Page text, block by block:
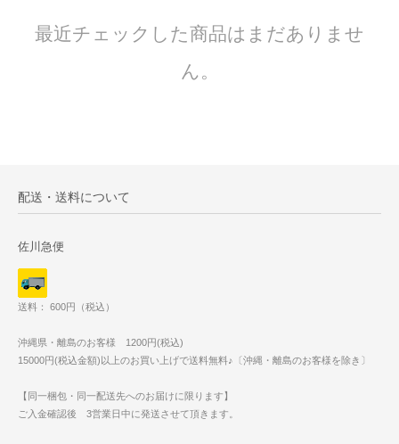
最近チェックした商品はまだありませ
ん。
配送・送料について
佐川急便
送料： 600円（税込）
沖縄県・離島のお客様 1200円(税込)
15000円(税込金額)以上のお買い上げで送料無料♪〔沖縄・離島のお客様を除き〕
【同一梱包・同一配送先へのお届けに限ります】
ご入金確認後 3営業日中に発送させて頂きます。